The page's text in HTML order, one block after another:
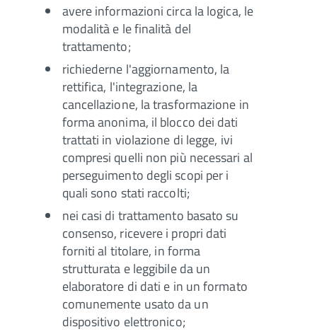
avere informazioni circa la logica, le
modalità e le finalità del
trattamento;
richiederne l'aggiornamento, la
rettifica, l'integrazione, la
cancellazione, la trasformazione in
forma anonima, il blocco dei dati
trattati in violazione di legge, ivi
compresi quelli non più necessari al
perseguimento degli scopi per i
quali sono stati raccolti;
nei casi di trattamento basato su
consenso, ricevere i propri dati
forniti al titolare, in forma
strutturata e leggibile da un
elaboratore di dati e in un formato
comunemente usato da un
dispositivo elettronico;